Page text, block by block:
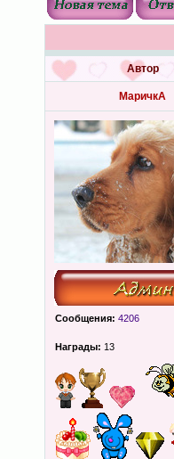
Автор
МаричкА
Сообщения: 4206
Награды: 13